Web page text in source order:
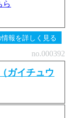
ら
報を詳しく見る
no.000392
ガイチュウ